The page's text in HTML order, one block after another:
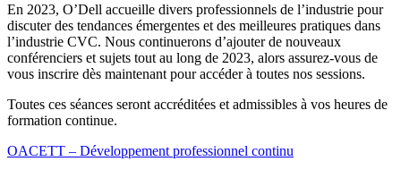
En 2023, O’Dell accueille divers professionnels de l’industrie pour
discuter des tendances émergentes et des meilleures pratiques dans
l’industrie CVC. Nous continuerons d’ajouter de nouveaux
conférenciers et sujets tout au long de 2023, alors assurez-vous de
vous inscrire dès maintenant pour accéder à toutes nos sessions.
Toutes ces séances seront accréditées et admissibles à vos heures de
formation continue.
OACETT – Développement professionnel continu